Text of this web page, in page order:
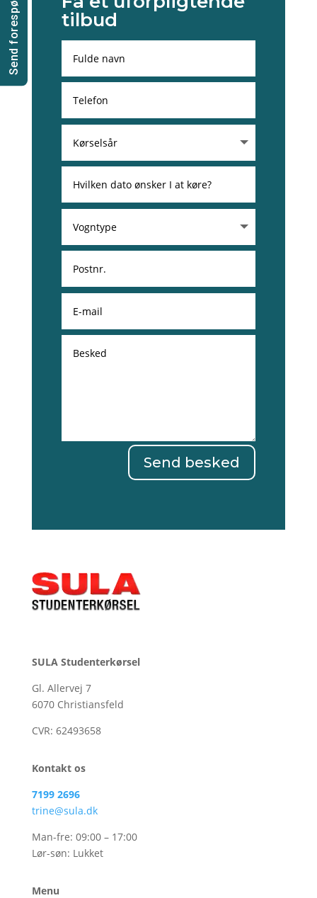
tilbud
Send besked
SULA Studenterkørsel
Gl. Allervej 7
6070 Christiansfeld
CVR: 62493658
Kontakt os
7199 2696
trine@sula.dk
Man-fre: 09:00 – 17:00
Lør-søn: Lukket
Menu
Send forespørgsel